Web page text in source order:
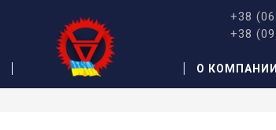
+38
+38
О